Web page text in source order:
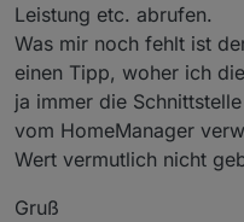
Leistung etc. abrufen.
Was mir noch fehlt ist
einen Tipp, woher ich
ja immer die
vom HomeManager
Wert vermutlich nicht
Gruß